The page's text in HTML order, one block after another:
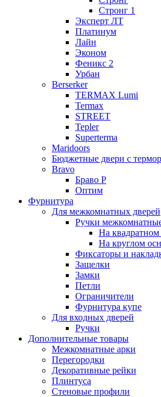
Стронг 1
Эксперт ЛТ
Платинум
Лайн
Эконом
Феникс 2
Урбан
Berserker
TERMAX Lumi
Termax
STREET
Tepler
Superterma
Maridoors
Бюджетные двери с
Bravo
Браво Р
Оптим
Фурнитура
Для межкомнатных дверей
Ручки
На
На круглом
Фиксаторы и
Защелки
Замки
Петли
Ограничители
Фурнитура купе
Для входных дверей
Ручки
Дополнительные товары
Межкомнатные арки
Перегородки
Декоративные рейки
Плинтуса
Стеновые профили